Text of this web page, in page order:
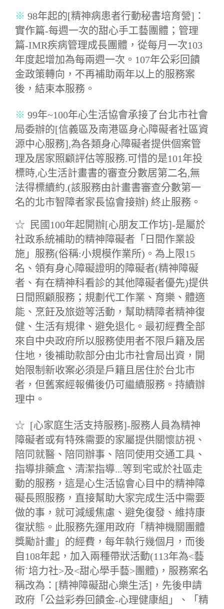
※ 98年起的[精神病患者行動秘書培育營]：
實作篇-每週一次的甜心手工藝團體；管理
篇-IMR疾病管理成長團體，從每月一次103
年度起增加為每兩週一次。107年公彩回饋
金政策轉向，不再補助兩年以上的服務案
後，結束本服務。
※ 99年~100年心生活協會承接了台北市社會
局委辦的[信義區及南港區身心障礙者社區資
源中心服務],為各類身心障礙者提供個案管
理及居家照顧評估等服務.可惜的是101年投
標時,心生活計畫書的審查分數居第二名,無
法得標續約.(該服務由計畫書審查分數第一
名的北市智障者家長協會接辦) 終止服務。
☆ 民國 100年起開辦[心朋友工作坊]-是屬於
社政系統補助的精神障礙者「日間作業設
施」服務(俗稱:小規模作業所)。為上限15
名、領有身心障礙證明的障礙者(精神障礙
者、有在精神科看診的其他障礙者優先)提供
日間照顧服務；規劃代工作業、育樂、體適
能、烹飪及旅遊等活動，幫助精障者精神復
健、生活有規律、避免退化。最初經費全部
來自中央政府所以服務使用者不限戶籍及居
住地，後補助款部分由北市社會局出資，開
始限制新收案必須是戶籍且居住於台北市
者，但舊案經報備後仍可繼續服務。持續辦
理中。
☆ [心家庭生活支持服務]-服務人員為精神
障礙者或有特殊需要的家屬提供關懷訪視、
陪同就醫、陪同辦事、陪同使用交通工具、
指導排藥盒、清潔指導...等到宅或於社區走
動的服務，這是心生活協會心目中的精神障
礙長照服務，直接幫助大家完成生活中需要
做的事，就可減緩焦慮、避免復發、維持康
復狀態。此服務先運用政府「精神機關團體
獎勵計畫」的經費，每年執行幾個月，而後
自108年起，加入兩種帶狀活動(113年為<藝
術˙培力社>及<甜心學手藝>團體)，服務案名
稱改為：[精神障礙甜心樂生活]，先後申請
政府「公益彩券回饋金-心理健康組」、「精